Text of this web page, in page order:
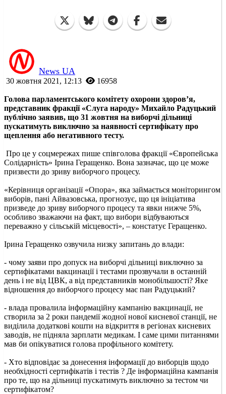
News UA
30 жовтня 2021, 12:13 16958
Голова парламентського комітету охорони здоров’я,
представник фракції «Слуга народу» Михайло Радуцький
публічно заявив, що 31 жовтня на виборчі дільниці
пускатимуть виключно за наявності сертифікату про
щеплення або негативного тесту.
Про це у соцмережах пише співголова фракції «Європейська
Солідарність» Ірина Геращенко. Вона зазначає, що це може
призвести до зриву виборчого процесу.
«Керівниця організації «Опора», яка займається моніторингом
виборів, пані Айвазовська, прогнозує, що ця ініціатива
призведе до зриву виборчого процесу та явки нижче 5%,
особливо зважаючи на факт, що вибори відбуваються
переважно у сільській місцевості», – констатує Геращенко.
Ірина Геращенко озвучила низку запитань до влади:
- чому заяви про допуск на виборчі дільниці виключно за
сертифікатами вакцинації і тестами прозвучали в останній
день і не від ЦВК, а від представників монобільшості? Яке
відношення до виборчого процесу має пан Радуцький?
- влада провалила інформаційну кампанію вакцинації, не
створила за 2 роки пандемії жодної нової кисневої станції, не
виділила додаткові кошти на відкриття в регіонах кисневих
заводів, не підняла зарплати медикам. І саме цими питаннями
мав би опікуватися голова профільного комітету.
- Хто відповідає за донесення інформації до виборців щодо
необхідності сертифікатів і тестів ? Де інформаційна кампанія
про те, що на дільниці пускатимуть виключно за тестом чи
сертифікатом?